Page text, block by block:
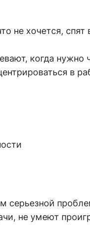
не хочется,
когда нужно
в
серьезной
не умеют